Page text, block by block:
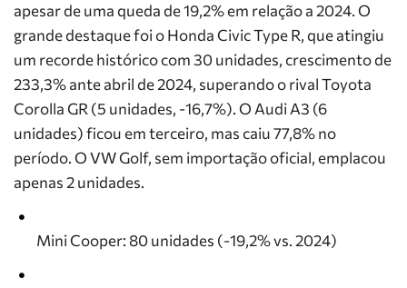
apesar de uma queda de 19,2% em relação a 2024. O
grande destaque foi oHonda Civic Type R, que atingiu
um recorde histórico com 30 unidades, crescimento de
233,3% ante abril de 2024, superando o rivalToyota
Corolla GR (5 unidades, -16,7%). O Audi A3 (6
unidades) ficou em terceiro, mas caiu 77,8% no
período. OVW Golf, sem importação oficial, emplacou
apenas 2 unidades.
Mini Cooper: 80 unidades (-19,2% vs. 2024)